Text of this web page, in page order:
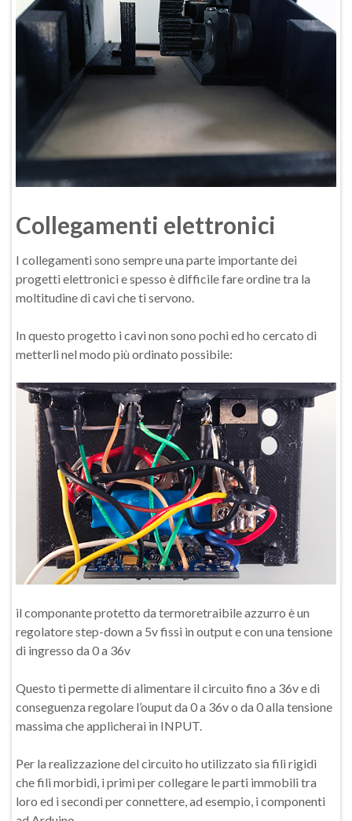
Collegamenti elettronici
I collegamenti sono sempre una parte importante dei
progetti elettronici e spesso è difficile fare ordine tra la
moltitudine di cavi che ti servono.
In questo progetto i cavi non sono pochi ed ho cercato di
metterli nel modo più ordinato possibile:
il componante protetto da termoretraibile azzurro è un
regolatore step-down a 5v fissi in output e con una tensione
di ingresso da 0 a 36v
Questo ti permette di alimentare il circuito fino a 36v e di
conseguenza regolare l’ouput da 0 a 36v o da 0 alla tensione
massima che applicherai in INPUT.
Per la realizzazione del circuito ho utilizzato sia fili rigidi
che fili morbidi, i primi per collegare le parti immobili tra
loro ed i secondi per connettere, ad esempio, i componenti